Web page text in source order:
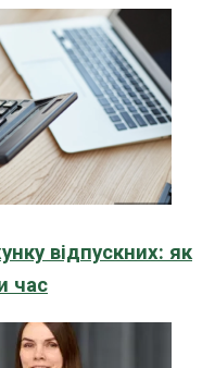
відпускних: як
час